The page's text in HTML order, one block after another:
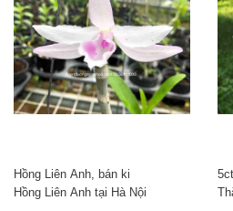
Hồng Liên Anh, bán ki
Hồng Liên Anh tại Hà Nội